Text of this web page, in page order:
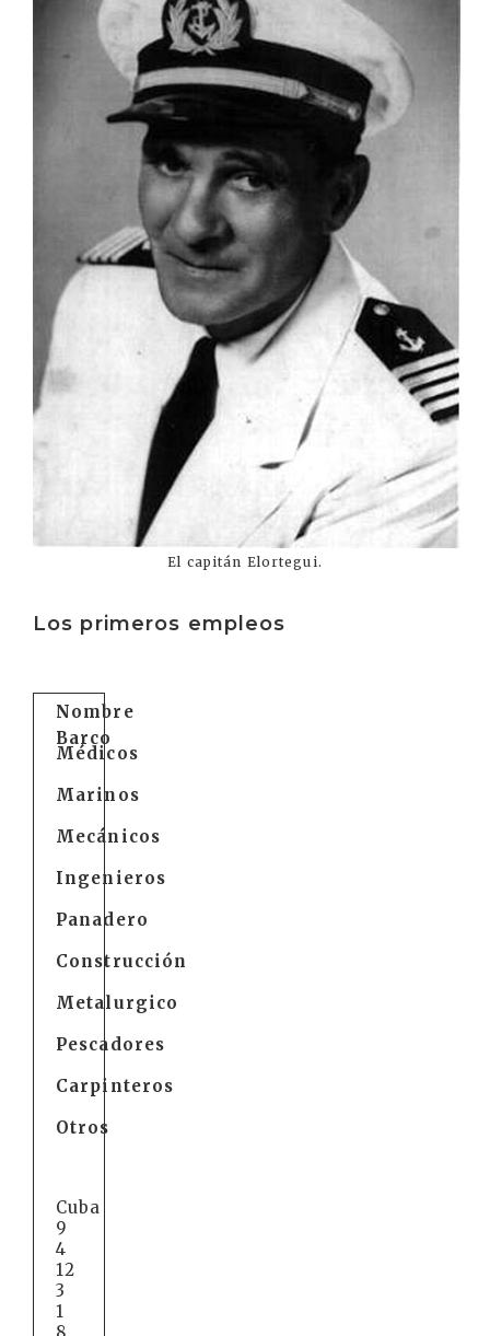
El capitán Elortegui.
Los primeros empleos
Nombre
Barco
Médicos
Marinos
Mecánicos
Ingenieros
Panadero
Construcción
Metalurgico
Pescadores
Carpinteros
Otros
Cuba
9
4
12
3
1